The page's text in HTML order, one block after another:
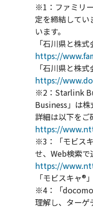
※1：ファミリ
定を締結して
います。
「石川県と株
https://
「石川県と株
https://
※2：Starlink
Business」は
詳細は以下をご
https://
※3：「モビス
せ、Web検索で
https://
「モビスキャ®
※4：「docomo
理解し、ターゲ